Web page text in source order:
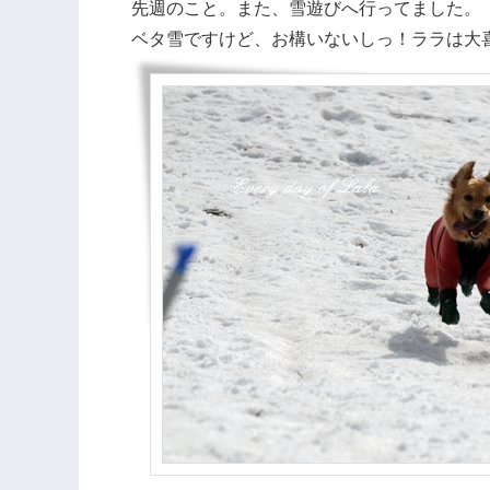
先週のこと。また、雪遊びへ行ってました。
ベタ雪ですけど、お構いないしっ！ララは大